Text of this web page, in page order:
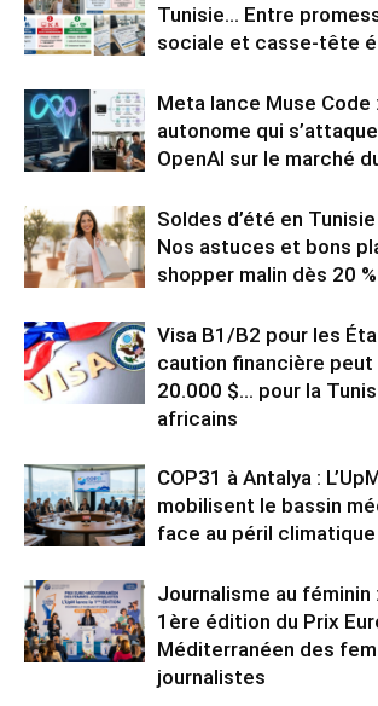
Tunisie… Entre
sociale et casse-tête
Meta lance Muse Code :
autonome qui
OpenAI sur le marché
Soldes d’été en
Nos astuces et bons
shopper malin dès 20
Visa B1/B2 pour les
caution financière
20.000 $… pour la
africains
COP31 à Antalya :
mobilisent le bassin
face au péril climatique
Journalisme au féminin
1ère édition du Prix
Méditerranéen des
journalistes